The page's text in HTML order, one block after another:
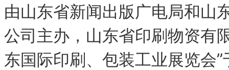
由山东省新闻出版广电局和山
公司主办，山东省印刷物资有
东国际印刷、包装工业展览会